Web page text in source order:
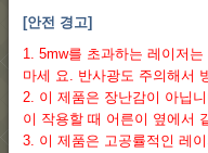
[안전 경고]
1. 5mw를 초과하는 레이저
마세 요. 반사광도 주의해서
2. 이 제품은 장난감이 아닙
이 작용할 때 어른이 옆에서
3. 이 제품은 고공률적인 레